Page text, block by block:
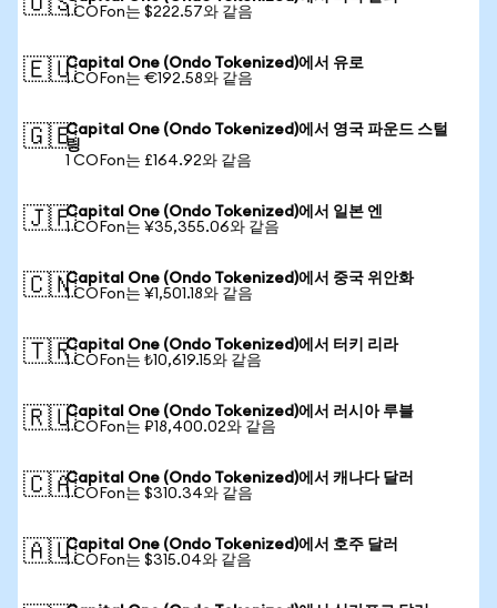
1 COFon는 $222.57와 같음
🇪🇺Capital One (Ondo Tokenized)에서 유로
1 COFon는 €192.58와 같음
🇬🇧Capital One (Ondo Tokenized)에서 영국 파운드 스털
링
1 COFon는 £164.92와 같음
🇯🇵Capital One (Ondo Tokenized)에서 일본 엔
1 COFon는 ¥35,355.06와 같음
🇨🇳Capital One (Ondo Tokenized)에서 중국 위안화
1 COFon는 ¥1,501.18와 같음
🇹🇷Capital One (Ondo Tokenized)에서 터키 리라
1 COFon는 ₺10,619.15와 같음
🇷🇺Capital One (Ondo Tokenized)에서 러시아 루블
1 COFon는 ₽18,400.02와 같음
🇨🇦Capital One (Ondo Tokenized)에서 캐나다 달러
1 COFon는 $310.34와 같음
🇦🇺Capital One (Ondo Tokenized)에서 호주 달러
1 COFon는 $315.04와 같음